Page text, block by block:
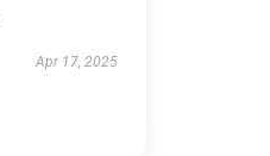
Apr 17, 2025